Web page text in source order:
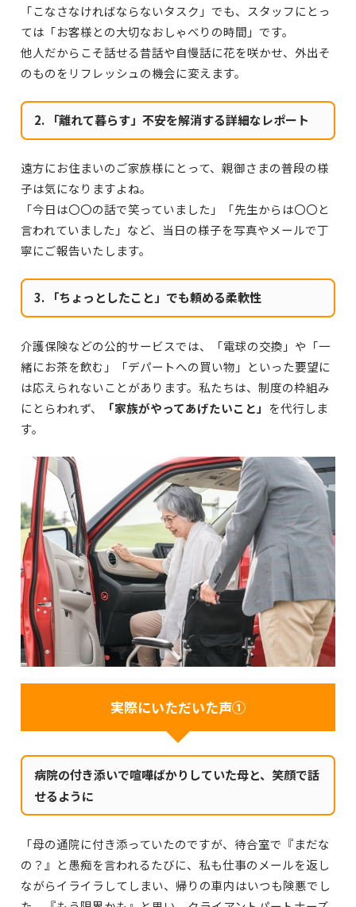
「こなさなければならないタスク」でも、スタッフにとっ
ては「お客様との大切なおしゃべりの時間」です。
他人だからこそ話せる昔話や自慢話に花を咲かせ、外出そ
のものをリフレッシュの機会に変えます。
2. 「離れて暮らす」不安を解消する詳細なレポート
遠方にお住まいのご家族様にとって、親御さまの普段の様
子は気になりますよね。
「今日は〇〇の話で笑っていました」「先生からは〇〇と
言われていました」など、当日の様子を写真やメールで丁
寧にご報告いたします。
3. 「ちょっとしたこと」でも頼める柔軟性
介護保険などの公的サービスでは、「電球の交換」や「一
緒にお茶を飲む」「デパートへの買い物」といった要望に
は応えられないことがあります。私たちは、制度の枠組み
にとらわれず、
「家族がやってあげたいこと」 を代行しま
す。
実際にいただいた声①
病院の付き添いで喧嘩ばかりしていた母と、笑顔で話
せるように
「母の通院に付き添っていたのですが、待合室で『まだな
の？』と愚痴を言われるたびに、私も仕事のメールを返し
ながらイライラしてしまい、帰りの車内はいつも険悪でし